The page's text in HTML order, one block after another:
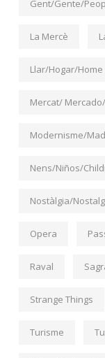
Gent/Gente/
La Mercè
Llar/Hogar/Home
Mercat/
Modernisme/
Nens/Niños/
Nostàlgia/
Opera
Raval
Strange Things
Turisme